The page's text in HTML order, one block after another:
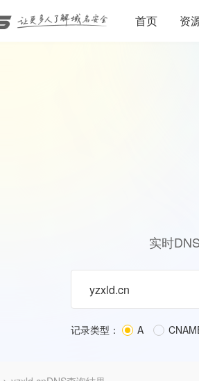
首页 资
实时
记录类型： A